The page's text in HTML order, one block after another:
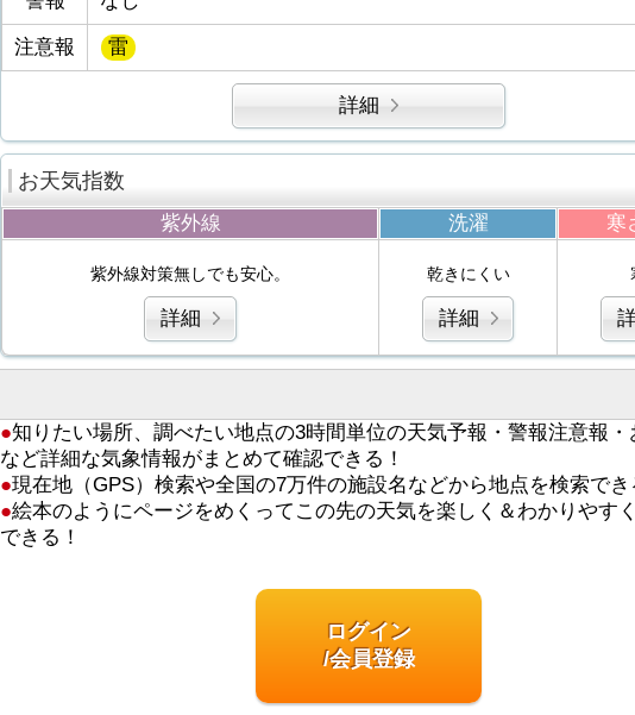
注意報 雷
詳細
お天気指数
紫外線 洗濯 寒
紫外線対策無しでも安心。
詳細
乾きにくい
詳細
●知りたい場所、調べたい地点の3時間単位の天気予報・警報注意報・
など詳細な気象情報がまとめて確認できる！
●現在地（GPS）検索や全国の7万件の施設名などから地点を検索でき
●絵本のようにページをめくってこの先の天気を楽しく＆わかりやす
できる！
ログイン
/会員登録